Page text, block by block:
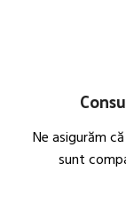
Ne asigurăm
sunt